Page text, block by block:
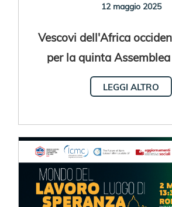
12 maggio 2025
Vescovi dell'Africa
per la quinta
LEGGI ALTRO